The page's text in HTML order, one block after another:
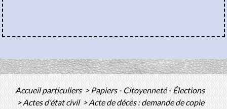
Accueil particuliers>Papiers - Citoyenneté - Élections
>Actes d'état civil> Acte de décès : demande de copie